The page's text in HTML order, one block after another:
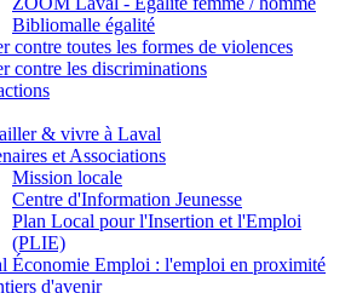
Bibliomalle égalité
contre toutes les formes de violences
contre les discriminations
& vivre à Laval
et Associations
Mission locale
Centre d'Information Jeunesse
Plan Local pour l'Insertion et l'Emploi
(PLIE)
Économie Emploi : l'emploi en proximité
d'avenir